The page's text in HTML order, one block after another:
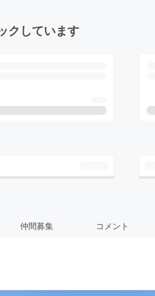
クしています
仲間募集 コメント